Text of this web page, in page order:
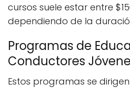
cursos suele estar entre
dependiendo de la
Programas de
Conductores
Estos programas se